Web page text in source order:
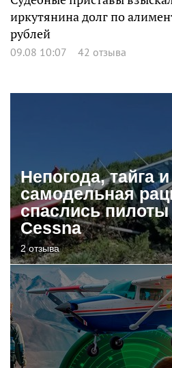
иркутянина долг по
рублей
09.08 10:07 42 отзыва
Непогода, тайга и
самодельная
спаслись
Cessna
2 отзыва